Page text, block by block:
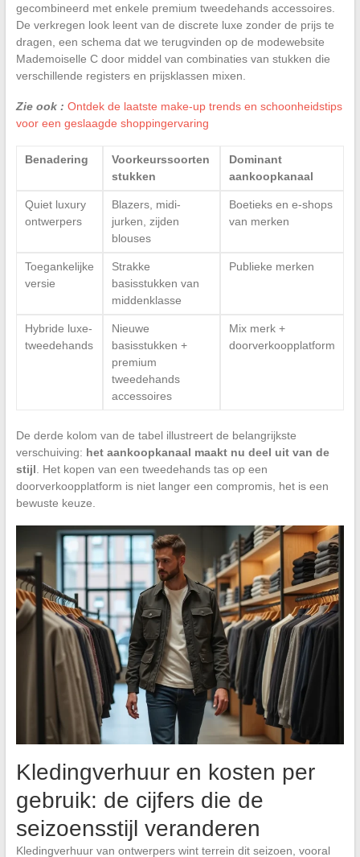
gecombineerd met enkele premium tweedehands accessoires.
De verkregen look leent van de discrete luxe zonder de prijs te
dragen, een schema dat we terugvinden op de modewebsite
Mademoiselle C door middel van combinaties van stukken die
verschillende registers en prijsklassen mixen.
Zie ook : Ontdek de laatste make-up trends en schoonheidstips
voor een geslaagde shoppingervaring
Benadering
Voorkeurssoorten
stukken
Dominant
aankoopkanaal
Quiet luxury
ontwerpers
Blazers, midi-
jurken, zijden
blouses
Boetieks en e-shops
van merken
Toegankelijke
versie
Strakke
basisstukken van
middenklasse
Publieke merken
Hybride luxe-
tweedehands
Nieuwe
basisstukken +
premium
tweedehands
accessoires
Mix merk +
doorverkoopplatform
De derde kolom van de tabel illustreert de belangrijkste
verschuiving: het aankoopkanaal maakt nu deel uit van de
stijl . Het kopen van een tweedehands tas op een
doorverkoopplatform is niet langer een compromis, het is een
bewuste keuze.
Kledingverhuur en kosten per
gebruik: de cijfers die de
seizoensstijl veranderen
Kledingverhuur van ontwerpers wint terrein dit seizoen, vooral